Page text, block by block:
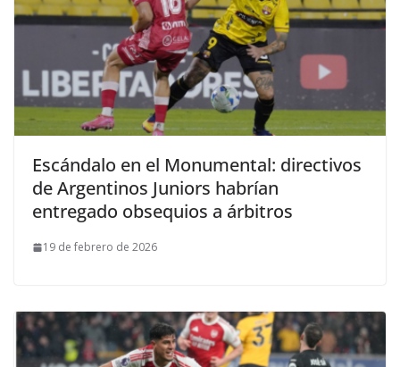
Escándalo en el Monumental: directivos
de Argentinos Juniors habrían
entregado obsequios a árbitros
19 de febrero de 2026